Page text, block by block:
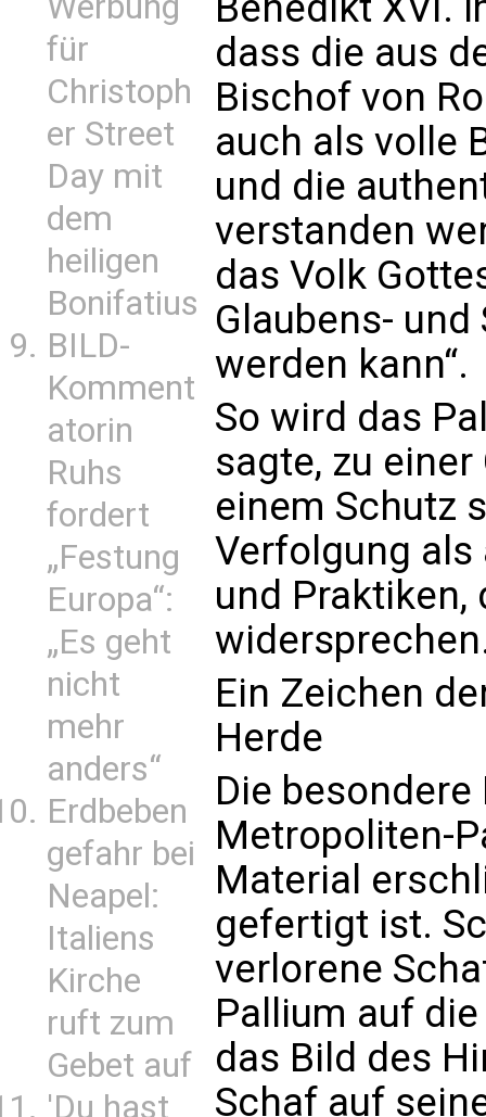
für
Christoph
er Street
Day mit
dem
heiligen
Bonifatius
BILD-
Komment
atorin
Ruhs
fordert
„Festung
Europa“:
„Es geht
nicht
mehr
anders“
Erdbeben
gefahr bei
Neapel:
Italiens
Kirche
ruft zum
Gebet auf
'Du hast
dass die aus
Bischof von
auch als volle
und die
verstanden
das Volk
Glaubens-
werden kann“.
So wird das
sagte, zu
einem Schutz
Verfolgung
und Praktiken,
Ein Zeichen
Herde
Die
Metropoliten-
Material
gefertigt ist.
verlorene
Pallium auf
das Bild des
Schaf auf